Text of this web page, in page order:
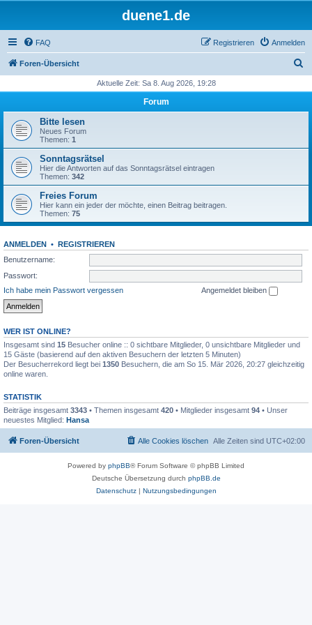
duene1.de
FAQ Anmelden
Registrieren
Foren-Übersicht
h
Aktuelle Zeit: Sa 8. Aug 2026, 19:28
Forum
Bitte lesen
Neues Forum
Themen: 1
Sonntagsrätsel
Hier die Antworten auf das Sonntagsrätsel eintragen
Themen: 342
Freies Forum
Hier kann ein jeder der möchte, einen Beitrag beitragen.
Themen: 75
ANMELDEN • REGISTRIEREN
Benutzername:
Passwort:
Ich habe mein Passwort vergessen
Angemeldet bleiben
WER IST ONLINE?
Insgesamt sind 15 Besucher online :: 0 sichtbare Mitglieder, 0 unsichtbare Mitglieder und
15 Gäste (basierend auf den aktiven Besuchern der letzten 5 Minuten)
Der Besucherrekord liegt bei 1350 Besuchern, die am So 15. Mär 2026, 20:27 gleichzeitig
online waren.
STATISTIK
Beiträge insgesamt 3343 • Themen insgesamt 420 • Mitglieder insgesamt 94 • Unser
neuestes Mitglied: Hansa
Foren-Übersicht Alle Zeiten sind UTC+02:00
Alle Cookies löschen
Powered by phpBB® Forum Software © phpBB Limited
Deutsche Übersetzung durch phpBB.de
Datenschutz| Nutzungsbedingungen